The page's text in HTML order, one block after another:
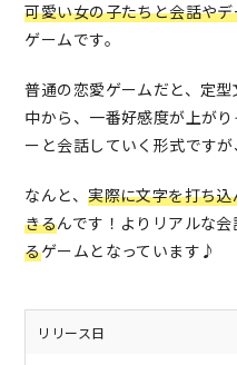
可愛い女の子たちと会話や
ゲームです。
普通の恋愛ゲームだと、定
中から、一番好感度が上が
ーと会話していく形式です
なんと、実際に文字を打ち
きるんです！よりリアルな会
るゲームとなっています♪
リリース日